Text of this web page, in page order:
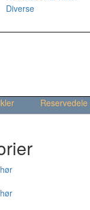
Diverse
Reservedele